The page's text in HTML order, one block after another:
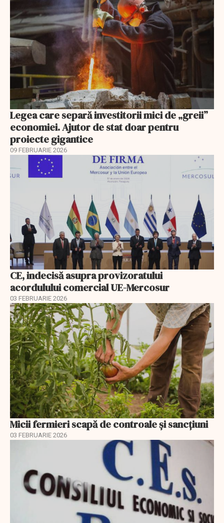
Legea care separă investitorii mici de „greii”
economiei. Ajutor de stat doar pentru
proiecte gigantice
09 FEBRUARIE 2026
CE, indecisă asupra provizoratului
acordulului comercial UE-Mercosur
03 FEBRUARIE 2026
Micii fermieri scapă de controale și sancțiuni
03 FEBRUARIE 2026